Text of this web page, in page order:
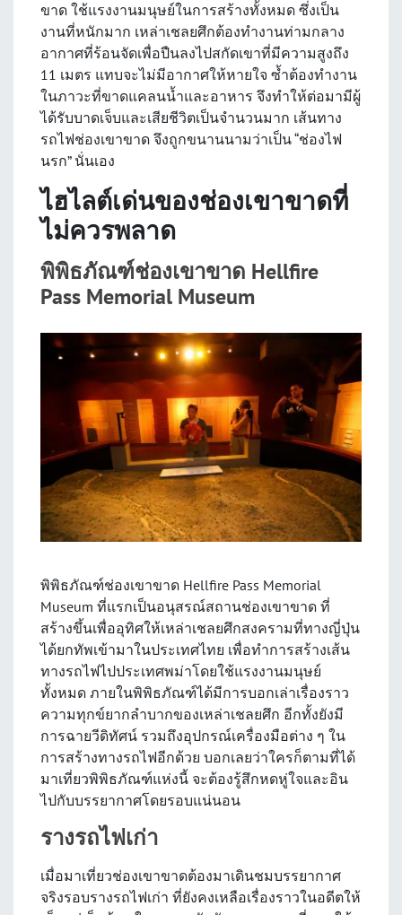
ขาด ใช้แรงงานมนุษย์ในการสร้างทั้งหมด ซึ่งเป็น
งานที่หนักมาก เหล่าเชลยศึกต้องทำงานท่ามกลาง
อากาศที่ร้อนจัดเพื่อปืนลงไปสกัดเขาที่มีความสูงถึง
11 เมตร แทบจะไม่มีอากาศให้หายใจ ซ้ำต้องทำงาน
ในภาวะที่ขาดแคลนน้ำและอาหาร จึงทำให้ต่อมามีผู้
ได้รับบาดเจ็บและเสียชีวิตเป็นจำนวนมาก เส้นทาง
รถไฟช่องเขาขาด จึงถูกขนานนามว่าเป็น “ช่องไฟ
นรก” นั่นเอง
ไฮไลต์เด่นของช่องเขาขาดที่
ไม่ควรพลาด
พิพิธภัณฑ์ช่องเขาขาด Hellfire
Pass Memorial Museum
พิพิธภัณฑ์ช่องเขาขาด Hellfire Pass Memorial
Museum ที่แรกเป็นอนุสรณ์สถานช่องเขาขาด ที่
สร้างขึ้นเพื่ออุทิศให้เหล่าเชลยศึกสงครามที่ทางญี่ปุ่น
ได้ยกทัพเข้ามาในประเทศไทย เพื่อทำการสร้างเส้น
ทางรถไฟไปประเทศพม่าโดยใช้แรงงานมนุษย์
ทั้งหมด ภายในพิพิธภัณฑ์ได้มีการบอกเล่าเรื่องราว
ความทุกข์ยากลำบากของเหล่าเชลยศึก อีกทั้งยังมี
การฉายวีดิทัศน์ รวมถึงอุปกรณ์เครื่องมือต่าง ๆ ใน
การสร้างทางรถไฟอีกด้วย บอกเลยว่าใครก็ตามที่ได้
มาเที่ยวพิพิธภัณฑ์แห่งนี้ จะต้องรู้สึกหดหู่ใจและอิน
ไปกับบรรยากาศโดยรอบแน่นอน
รางรถไฟเก่า
เมื่อมาเที่ยวช่องเขาขาดต้องมาเดินชมบรรยากาศ
จริงรอบรางรถไฟเก่า ที่ยังคงเหลือเรื่องราวในอดีตให้